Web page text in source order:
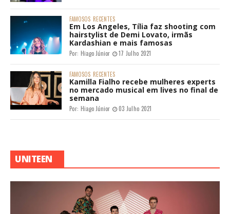
FAMOSOS RECENTES
Em Los Angeles, Tília faz shooting com
hairstylist de Demi Lovato, irmãs
Kardashian e mais famosas
Por: Hiago Júnior 17 Julho 2021
FAMOSOS RECENTES
Kamilla Fialho recebe mulheres experts
no mercado musical em lives no final de
semana
Por: Hiago Júnior 03 Julho 2021
UNITEEN